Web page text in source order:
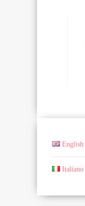
English
Italiano